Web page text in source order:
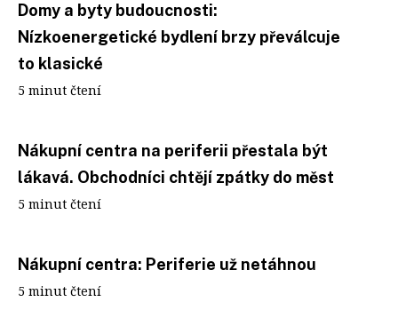
Domy a byty budoucnosti:
Nízkoenergetické bydlení brzy převálcuje
to klasické
5 minut čtení
Nákupní centra na periferii přestala být
lákavá. Obchodníci chtějí zpátky do měst
5 minut čtení
Nákupní centra: Periferie už netáhnou
5 minut čtení